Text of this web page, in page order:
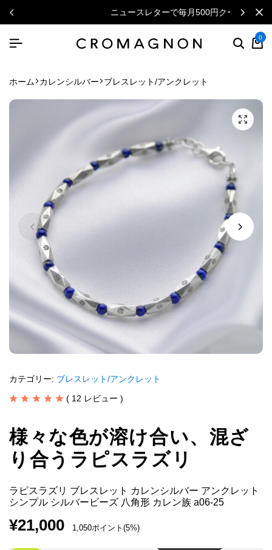
ニュースレターで毎月500円クーポン
0
ホーム カレンシルバー ブレスレット/アンクレット
カテゴリー: ブレスレット/アンクレット
( 12 レビュー )
様々な色が溶け合い、混ざ
り合うラピスラズリ
ラピスラズリ ブレスレット カレンシルバー アンクレット
シンプル シルバービーズ 八角形 カレン族 a06-25
¥21,000 1,050ポイント(5%)